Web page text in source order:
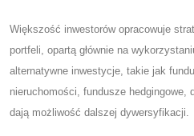
Większość inwestorów opracowuje
portfeli, opartą głównie na
alternatywne inwestycje, takie jak
nieruchomości, fundusze hedgingowe,
dają możliwość dalszej dywersyfikacji.